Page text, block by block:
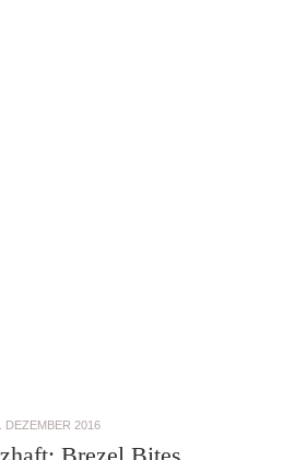
DEZEMBER 2016